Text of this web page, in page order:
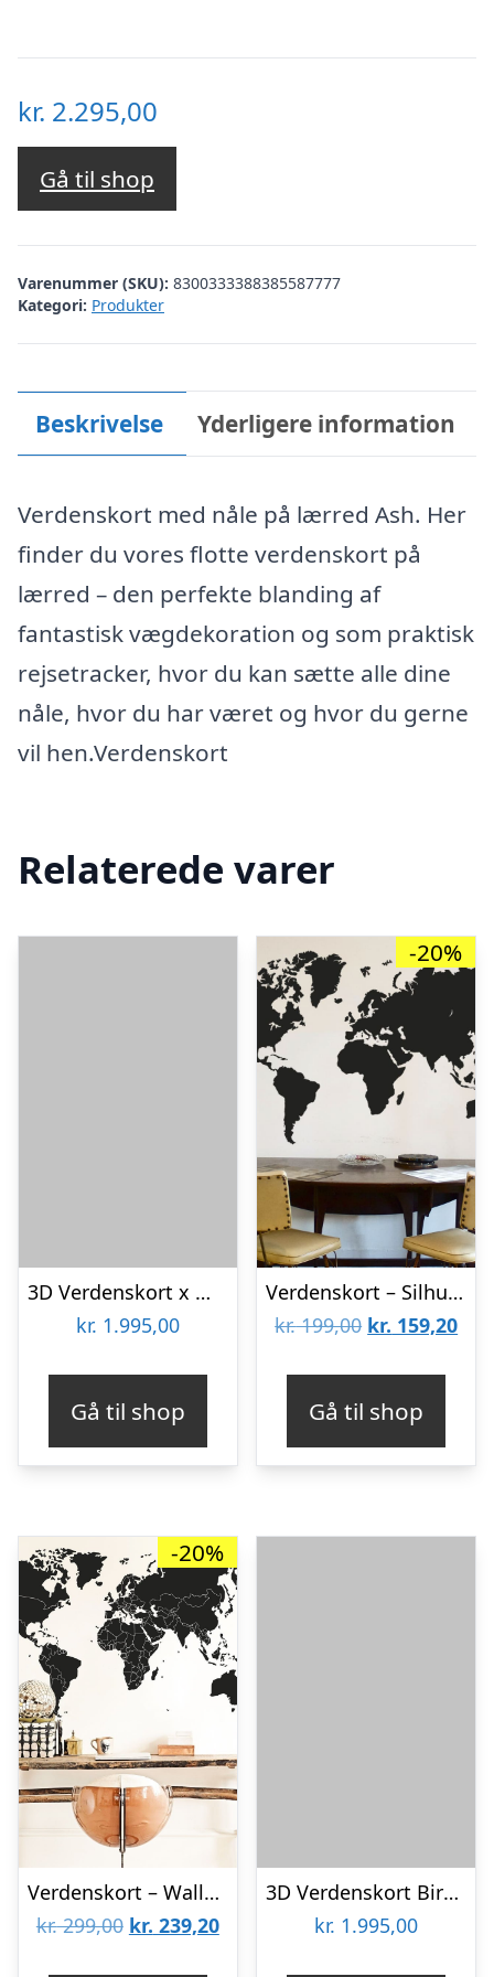
kr. 2.295,00
Gå til shop
Varenummer (SKU): 8300333388385587777
Kategori: Produkter
Beskrivelse Yderligere information
Verdenskort med nåle på lærred Ash. Her
finder du vores flotte verdenskort på
lærred – den perfekte blanding af
fantastisk vægdekoration og som praktisk
rejsetracker, hvor du kan sætte alle dine
nåle, hvor du har været og hvor du gerne
vil hen.Verdenskort
Relaterede varer
3D Verdenskort x Mystery Medium (100 x 60 cm)
kr. 1.995,00
Gå til shop
-20%
Verdenskort – Silhuet – Wallsticker
kr.199,00 Den
kr. 199,00.
kr. 159,20Den
kr.
Gå til shop
-20%
Verdenskort – Wallsticker
kr.299,00 Den
kr. 239,20Den
3D Verdenskort Birk Fusion Medium (100 x 60 cm)
kr. 1.995,00